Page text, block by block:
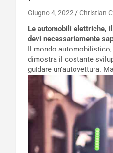
Giugno 4, 2022 Christian
Le automobili elettriche,
devi necessariamente
Il mondo
dimostra il costante
guidare un’autovettura.